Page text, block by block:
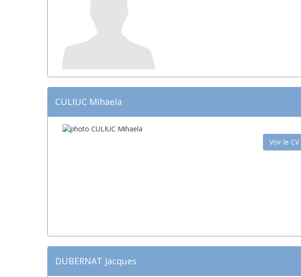
CULIUC Mihaela
Voir le CV
DUBERNAT Jacques